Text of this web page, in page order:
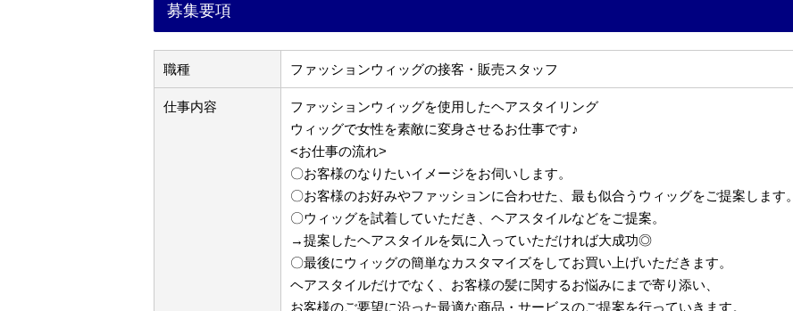
募集要項
職種 ファッションウィッグの接客・販売スタッフ
仕事内容
ファッションウィッグを使用したヘアスタイリング
ウィッグで女性を素敵に変身させるお仕事です♪
<お仕事の流れ>
〇お客様のなりたいイメージをお伺いします。
〇お客様のお好みやファッションに合わせた、最も似合うウィッグをご提案します。
〇ウィッグを試着していただき、ヘアスタイルなどをご提案。
→提案したヘアスタイルを気に入っていただければ大成功◎
〇最後にウィッグの簡単なカスタマイズをしてお買い上げいただきます。
ヘアスタイルだけでなく、お客様の髪に関するお悩みにまで寄り添い、
お客様のご要望に沿った最適な商品・サービスのご提案を行っていきます。